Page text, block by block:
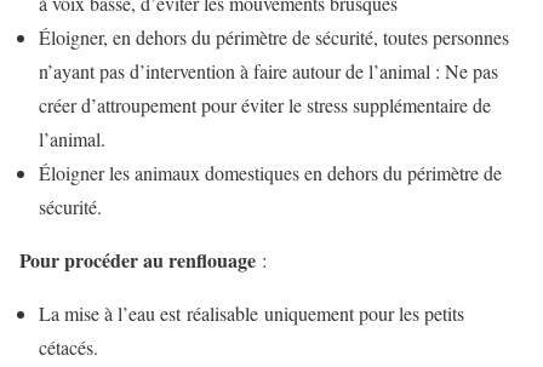
Éloigner, en dehors du périmètre de sécurité, toutes personnes
n’ayant pas d’intervention à faire autour de l’animal : Ne pas
créer d’attroupement pour éviter le stress supplémentaire de
l’animal.
Éloigner les animaux domestiques en dehors du périmètre de
sécurité.
Pour procéder au renflouage :
La mise à l’eau est réalisable uniquement pour les petits
cétacés.